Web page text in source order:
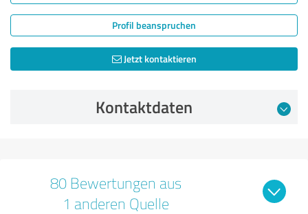
Profil beanspruchen
Jetzt kontaktieren
Kontaktdaten
80 Bewertungen aus
1 anderen Quelle